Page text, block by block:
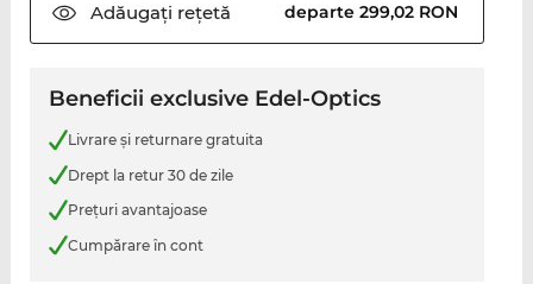
Adăugați rețetă departe 299,02 RON
Beneficii exclusive Edel-Optics
Livrare şi returnare gratuita
Drept la retur 30 de zile
Preţuri avantajoase
Cumpărare în cont